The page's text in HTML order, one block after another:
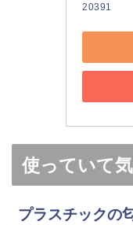
20391
使っていて
プラスチックの